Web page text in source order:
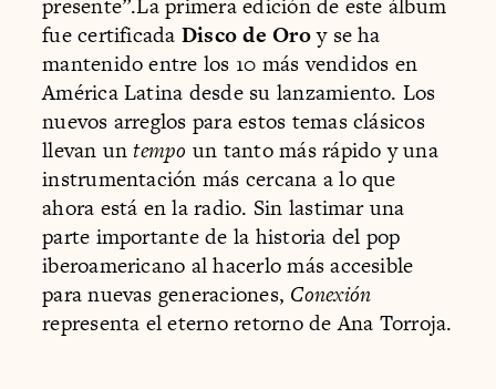
presente”.La primera edición de este álbum
fue certificada Disco de Oroy se ha
mantenido entre los 10 más vendidos en
América Latina desde su lanzamiento. Los
nuevos arreglos para estos temas clásicos
llevan untempo un tanto más rápido y una
instrumentación más cercana a lo que
ahora está en la radio. Sin lastimar una
parte importante de la historia del pop
iberoamericano al hacerlo más accesible
para nuevas generaciones, Conexión
representa el eterno retorno de Ana Torroja.